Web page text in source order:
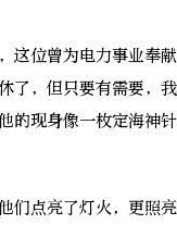
位曾为电力事业奉
了，但只要有需要，
的现身像一枚定海神
点亮了灯火，更照亮